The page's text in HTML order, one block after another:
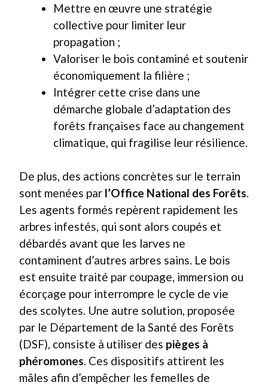
Mettre en œuvre une stratégie
collective pour limiter leur
propagation ;
Valoriser le bois contaminé et soutenir
économiquement la filière ;
Intégrer cette crise dans une
démarche globale d’adaptation des
forêts françaises face au changement
climatique, qui fragilise leur résilience.
De plus, des actions concrètes sur le terrain
sont menées par l’Office National des Forêts.
Les agents formés repèrent rapidement les
arbres infestés, qui sont alors coupés et
débardés avant que les larves ne
contaminent d’autres arbres sains. Le bois
est ensuite traité par coupage, immersion ou
écorçage pour interrompre le cycle de vie
des scolytes. Une autre solution, proposée
par le Département de la Santé des Forêts
(DSF), consiste à utiliser des pièges à
phéromones. Ces dispositifs attirent les
mâles afin d’empêcher les femelles de